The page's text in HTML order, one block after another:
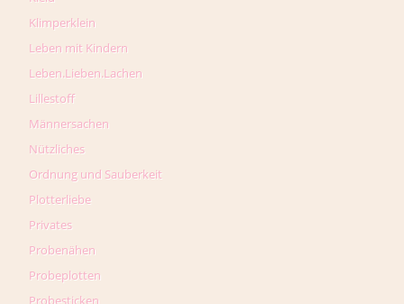
Klimperklein
Leben mit Kindern
Leben.Lieben.Lachen
Lillestoff
Männersachen
Nützliches
Ordnung und Sauberkeit
Plotterliebe
Privates
Probenähen
Probeplotten
Probesticken